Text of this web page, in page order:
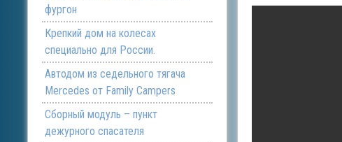
фургон
Крепкий дом на колесах
специально для России.
Автодом из седельного тягача
Mercedes от Family Campers
Сборный модуль – пункт
дежурного спасателя